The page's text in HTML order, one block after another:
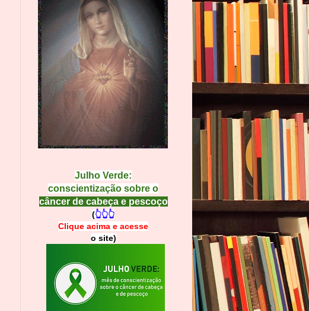
Julho Verde:
conscientização sobre o
câncer de cabeça e pescoço
(👆👆👆
Clique acima e acesse
o site)